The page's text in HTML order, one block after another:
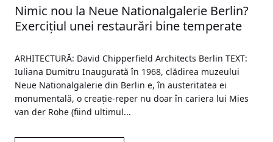
Nimic nou la Neue Nationalgalerie Berlin?
Exercițiul unei restaurări bine temperate
ARHITECTURĂ: David Chipperfield Architects Berlin TEXT:
Iuliana Dumitru Inaugurată în 1968, clădirea muzeului
Neue Nationalgalerie din Berlin e, în austeritatea ei
monumentală, o creație-reper nu doar în cariera lui Mies
van der Rohe (fiind ultimul...